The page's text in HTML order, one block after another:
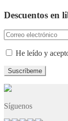
Descuentos en
He leído y
Síguenos